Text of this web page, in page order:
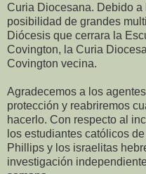
Curia Diocesana. Debido
posibilidad de grandes
Diócesis que cerrara la
Covington, la Curia
Covington vecina.
Agradecemos a los
protección y reabriremos
hacerlo. Con respecto al
los estudiantes católicos
Phillips y los israelitas
investigación